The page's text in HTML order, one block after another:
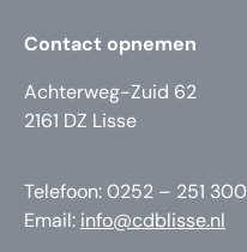
Contact opnemen
Achterweg-Zuid 62
2161 DZ Lisse
Telefoon: 0252 – 251 300
Email: info@cdblisse.nl